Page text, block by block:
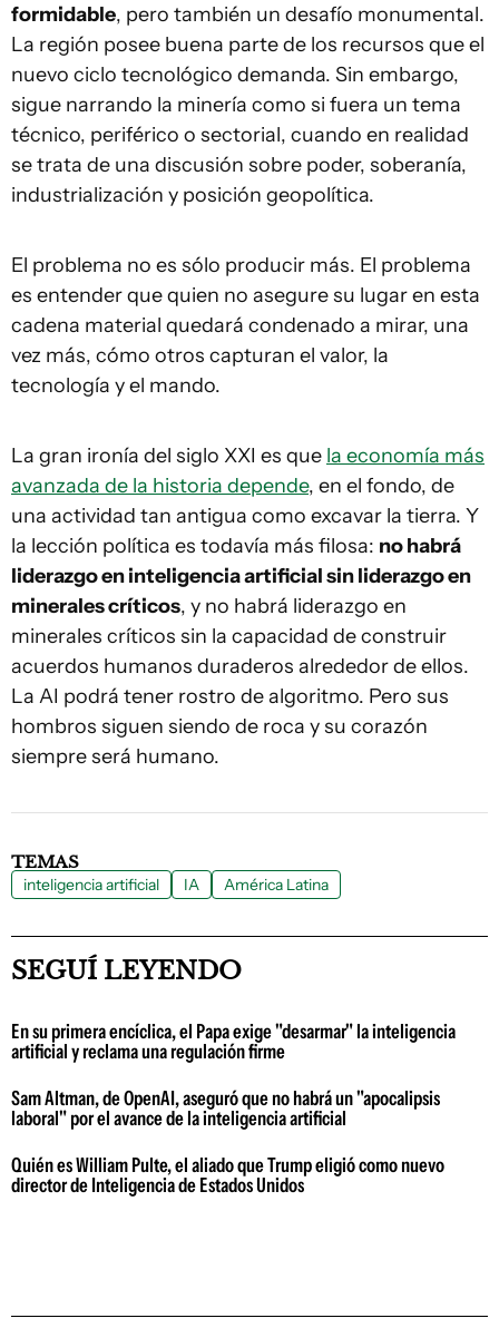
formidable, pero también un desafío monumental.
La región posee buena parte de los recursos que el
nuevo ciclo tecnológico demanda. Sin embargo,
sigue narrando la minería como si fuera un tema
técnico, periférico o sectorial, cuando en realidad
se trata de una discusión sobre poder, soberanía,
industrialización y posición geopolítica.
El problema no es sólo producir más. El problema
es entender que quien no asegure su lugar en esta
cadena material quedará condenado a mirar, una
vez más, cómo otros capturan el valor, la
tecnología y el mando.
La gran ironía del siglo XXI es que la economía más
avanzada de la historia depende, en el fondo, de
una actividad tan antigua como excavar la tierra. Y
la lección política es todavía más filosa: no habrá
liderazgo en inteligencia artificial sin liderazgo en
minerales críticos, y no habrá liderazgo en
minerales críticos sin la capacidad de construir
acuerdos humanos duraderos alrededor de ellos.
La AI podrá tener rostro de algoritmo. Pero sus
hombros siguen siendo de roca y su corazón
siempre será humano.
TEMAS
inteligencia artificial IA América Latina
SEGUÍ LEYENDO
En su primera encíclica, el Papa exige "desarmar" la inteligencia
artificial y reclama una regulación firme
Sam Altman, de OpenAI, aseguró que no habrá un "apocalipsis
laboral" por el avance de la inteligencia artificial
Quién es William Pulte, el aliado que Trump eligió como nuevo
director de Inteligencia de Estados Unidos